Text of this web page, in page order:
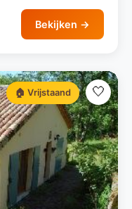
Bekijken →
🏠 Vrijstaand 🤍